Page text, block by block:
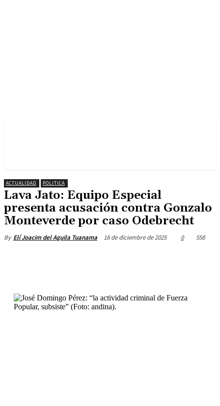
ACTUALIDAD POLITICA
Lava Jato: Equipo Especial
presenta acusación contra Gonzalo
Monteverde por caso Odebrecht
By Elí Joacim del Aguila Tuanama 18 de diciembre de 2025 0 558